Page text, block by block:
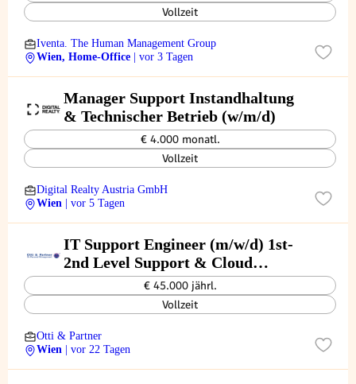
Vollzeit
Iventa. The Human Management Group
Wien, Home-Office
| vor 3 Tagen
Manager Support Instandhaltung
& Technischer Betrieb (w/m/d)
€ 4.000 monatl.
Vollzeit
Digital Realty Austria GmbH
Wien
| vor 5 Tagen
IT Support Engineer (m/w/d) 1st-
2nd Level Support & Cloud
Infrastructure€ 45.000 jährl.
Vollzeit
Otti & Partner
Wien
| vor 22 Tagen